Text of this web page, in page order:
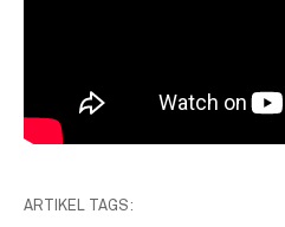
ARTIKEL TAGS: